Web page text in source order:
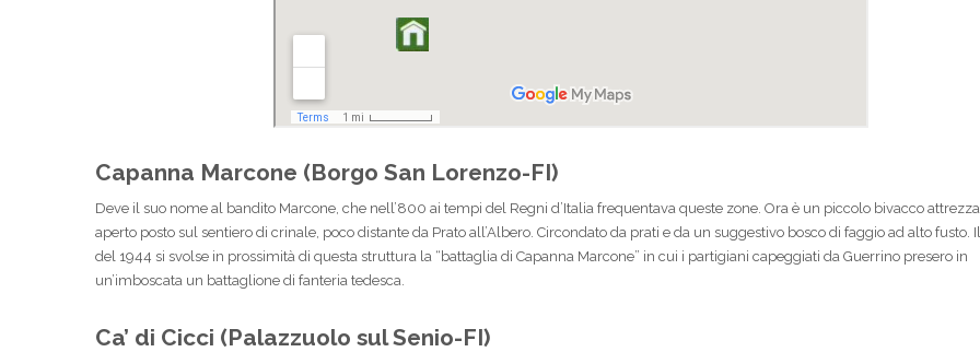
Capanna Marcone (Borgo San Lorenzo-FI)
Deve il suo nome al bandito Marcone, che nell’800 ai tempi del Regni d’Italia frequentava queste zone. Ora è un piccolo bivacco
aperto posto sul sentiero di crinale, poco distante da Prato all’Albero. Circondato da prati e da un suggestivo bosco di faggio ad alto fusto.
del 1944 si svolse in prossimità di questa struttura la “battaglia di Capanna Marcone” in cui i partigiani capeggiati da Guerrino presero in
un’imboscata un battaglione di fanteria tedesca.
Ca’ di Cicci (Palazzuolo sul Senio-FI)